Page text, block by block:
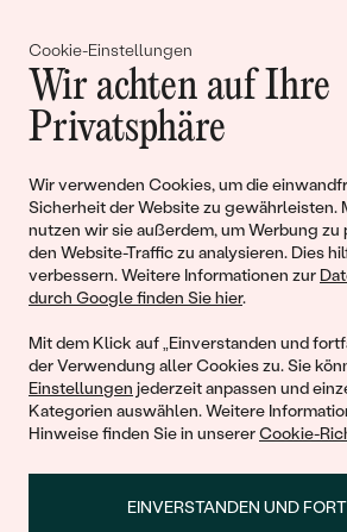
Cookie-Einstellungen
Wir achten auf Ihre
Privatsphäre
Wir verwenden Cookies, um die
Sicherheit der Website zu gewährleisten.
nutzen wir sie außerdem, um Werbung zu
den Website-Traffic zu analysieren. Dies
verbessern. Weitere Informationen zur
durch Google finden Sie hier.
Mit dem Klick auf „Einverstanden und
der Verwendung aller Cookies zu. Sie
Einstellungen jederzeit anpassen und
Kategorien auswählen. Weitere
Hinweise finden Sie in unsererCookie-
EINVERSTANDEN UND
Gemeinsam
Geschichten von
Liebe
Begleiten Sie uns!
© 2011 - 2026, Eppi.de